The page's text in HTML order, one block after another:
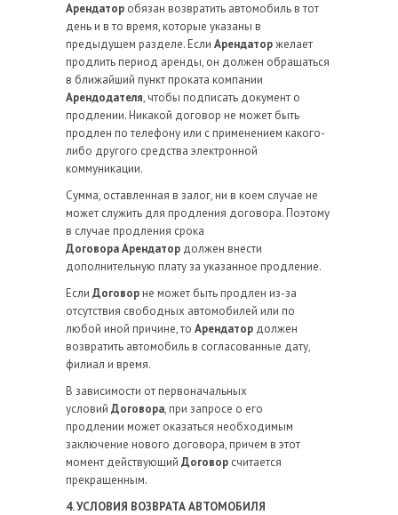
Арендатор обязан возвратить автомобиль в тот
день и в то время, которые указаны в
предыдущем разделе. Если Арендаторжелает
продлить период аренды, он должен обращаться
в ближайший пункт проката компании
Арендодателя, чтобы подписать документ о
продлении. Никакой договор не может быть
продлен по телефону или с применением какого-
либо другого средства электронной
коммуникации.
Сумма, оставленная в залог, ни в коем случае не
может служить для продления договора. Поэтому
в случае продления срока
ДоговораАрендатор должен внести
дополнительную плату за указанное продление.
Если Договор не может быть продлен из-за
отсутствия свободных автомобилей или по
любой иной причине, то Арендатор должен
возвратить автомобиль в согласованные дату,
филиал и время.
В зависимости от первоначальных
условий Договора, при запросе о его
продлении может оказаться необходимым
заключение нового договора, причем в этот
момент действующий Договор считается
прекращенным.
4. УСЛОВИЯ ВОЗВРАТА АВТОМОБИЛЯ